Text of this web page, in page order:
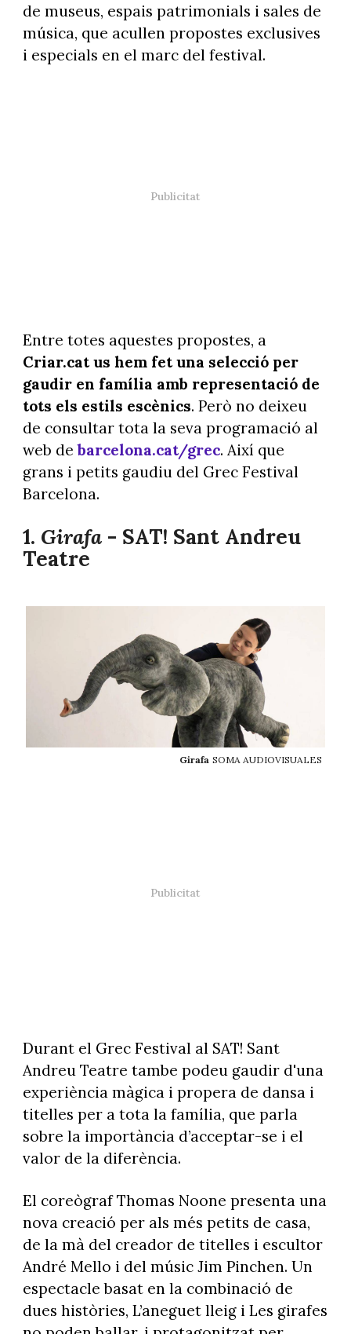
de museus, espais patrimonials i sales de
música, que acullen propostes exclusives
i especials en el marc del festival.
Entre totes aquestes propostes, a
Criar.cat us hem fet una selecció per
gaudir en família amb representació de
tots els estils escènics. Però no deixeu
de consultar tota la seva programació al
web debarcelona.cat/grec. Així que
grans i petits gaudiu del Grec Festival
Barcelona.
1. Girafa- SAT! Sant Andreu
Teatre
Girafa SOMA AUDIOVISUALES
Durant el Grec Festival al SAT! Sant
Andreu Teatre tambe podeu gaudir d'una
experiència màgica i propera de dansa i
titelles per a tota la família, que parla
sobre la importància d’acceptar-se i el
valor de la diferència.
El coreògraf Thomas Noone presenta una
nova creació per als més petits de casa,
de la mà del creador de titelles i escultor
André Mello i del músic Jim Pinchen. Un
espectacle basat en la combinació de
dues històries, L’aneguet lleig i Les girafes